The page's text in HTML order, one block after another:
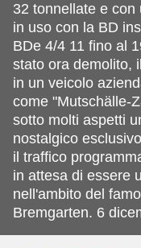
32 tonnellate e
in uso con la BD
BDe 4/4 11 fino al
stato ora demolito,
in un veicolo
come "Mutschälle-
sotto molti aspetti
nostalgico
il traffico
in attesa di essere
nell'ambito del
Bremgarten. 6